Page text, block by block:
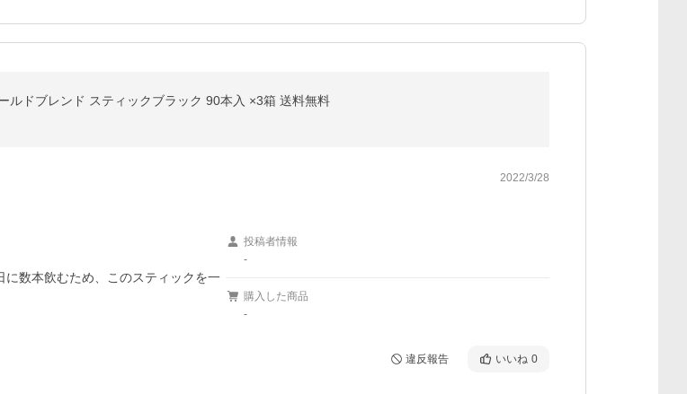
ルドブレンド スティックブラック 90本入 ×3箱 送料無料
2022/3/28
数本飲むため、このスティックを一
投稿者情報
-
購入した商品
-
違反報告 いいね 0